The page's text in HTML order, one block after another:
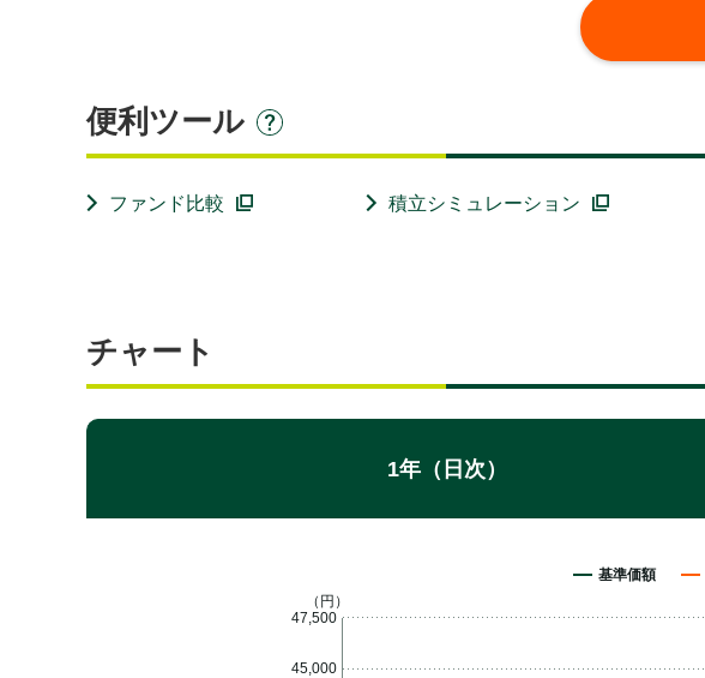
便利ツール
ファンド比較 積立シミュレーション
チャート
1年（日次）
（円）
基準価額
45,000
47,500